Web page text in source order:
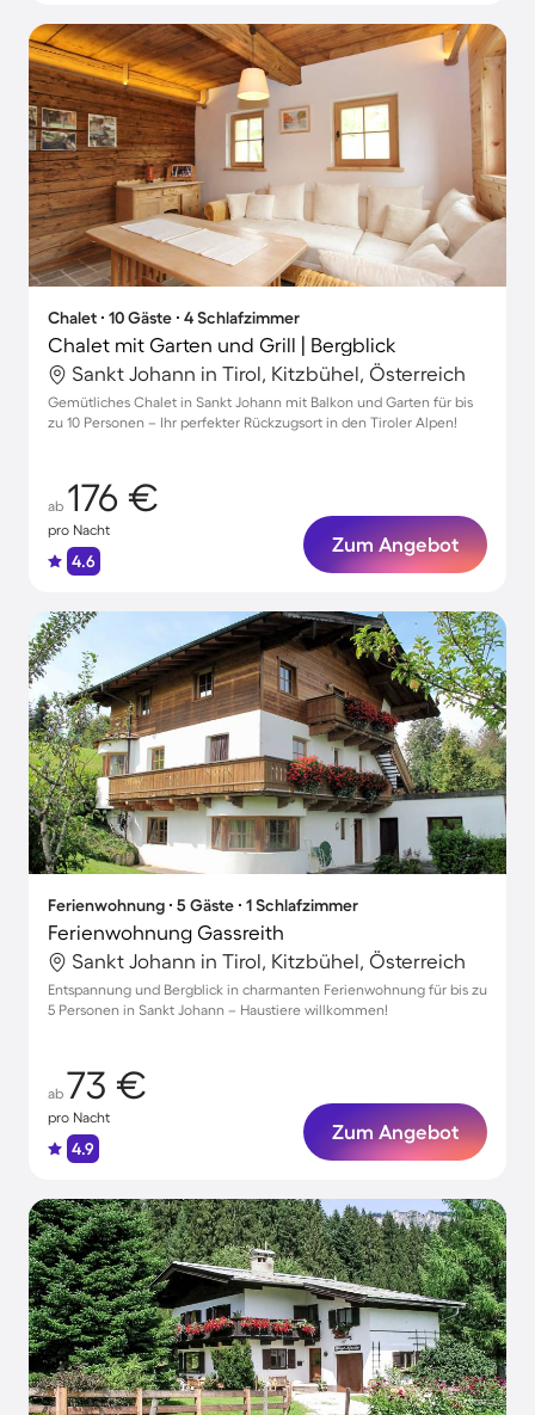
Chalet ∙ 10 Gäste ∙ 4 Schlafzimmer
Chalet mit Garten und Grill | Bergblick
Sankt Johann in Tirol, Kitzbühel, Österreich
Gemütliches Chalet in Sankt Johann mit Balkon und Garten für bis
zu 10 Personen – Ihr perfekter Rückzugsort in den Tiroler Alpen!
ab 176 €
pro Nacht
4.6
Zum Angebot
Ferienwohnung ∙ 5 Gäste ∙ 1 Schlafzimmer
Ferienwohnung Gassreith
Sankt Johann in Tirol, Kitzbühel, Österreich
Entspannung und Bergblick in charmanten Ferienwohnung für bis zu
5 Personen in Sankt Johann – Haustiere willkommen!
ab 73 €
pro Nacht
4.9
Zum Angebot